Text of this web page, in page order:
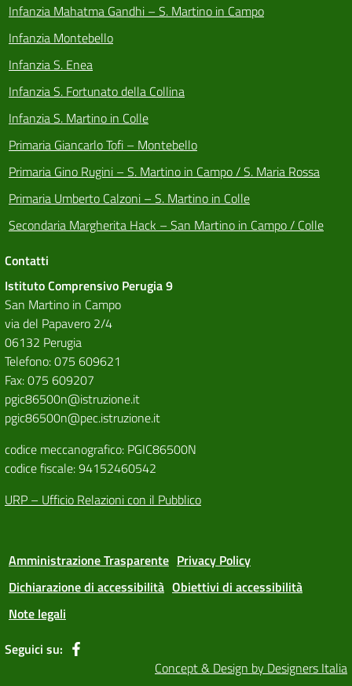
Infanzia Mahatma Gandhi – S. Martino in Campo
Infanzia Montebello
Infanzia S. Enea
Infanzia S. Fortunato della Collina
Infanzia S. Martino in Colle
Primaria Giancarlo Tofi – Montebello
Primaria Gino Rugini – S. Martino in Campo / S. Maria Rossa
Primaria Umberto Calzoni – S. Martino in Colle
Secondaria Margherita Hack – San Martino in Campo / Colle
Contatti
Istituto Comprensivo Perugia 9
San Martino in Campo
via del Papavero 2/4
06132 Perugia
Telefono: 075 609621
Fax: 075 609207
pgic86500n@istruzione.it
pgic86500n@pec.istruzione.it
codice meccanografico: PGIC86500N
codice fiscale: 94152460542
URP – Ufficio Relazioni con il Pubblico
Amministrazione Trasparente Privacy Policy
Dichiarazione di accessibilità Obiettivi di accessibilità
Note legali
Seguici su:
Concept & Design by Designers Italia